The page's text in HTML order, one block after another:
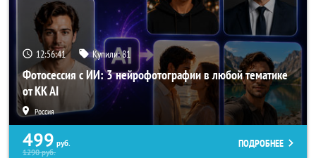
12:56:40 Купили:81
Фотосессия с ИИ: 3 нейрофотографии в любой тематике
от KK AI
Россия
499 руб.
1290руб.
ПОДРОБНЕЕ